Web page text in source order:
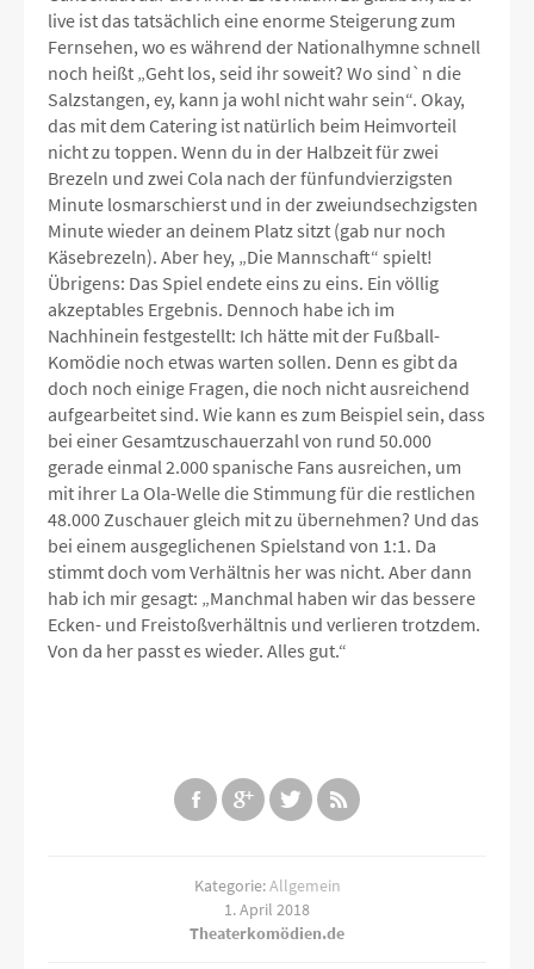
live ist das tatsächlich eine enorme Steigerung zum
Fernsehen, wo es während der Nationalhymne schnell
noch heißt „Geht los, seid ihr soweit? Wo sind`n die
Salzstangen, ey, kann ja wohl nicht wahr sein“. Okay,
das mit dem Catering ist natürlich beim Heimvorteil
nicht zu toppen. Wenn du in der Halbzeit für zwei
Brezeln und zwei Cola nach der fünfundvierzigsten
Minute losmarschierst und in der zweiundsechzigsten
Minute wieder an deinem Platz sitzt (gab nur noch
Käsebrezeln). Aber hey, „Die Mannschaft“ spielt!
Übrigens: Das Spiel endete eins zu eins. Ein völlig
akzeptables Ergebnis. Dennoch habe ich im
Nachhinein festgestellt: Ich hätte mit der Fußball-
Komödie noch etwas warten sollen. Denn es gibt da
doch noch einige Fragen, die noch nicht ausreichend
aufgearbeitet sind. Wie kann es zum Beispiel sein, dass
bei einer Gesamtzuschauerzahl von rund 50.000
gerade einmal 2.000 spanische Fans ausreichen, um
mit ihrer La Ola-Welle die Stimmung für die restlichen
48.000 Zuschauer gleich mit zu übernehmen? Und das
bei einem ausgeglichenen Spielstand von 1:1. Da
stimmt doch vom Verhältnis her was nicht. Aber dann
hab ich mir gesagt: „Manchmal haben wir das bessere
Ecken- und Freistoßverhältnis und verlieren trotzdem.
Von da her passt es wieder. Alles gut.“
Kategorie:Allgemein
1. April 2018
Theaterkomödien.de